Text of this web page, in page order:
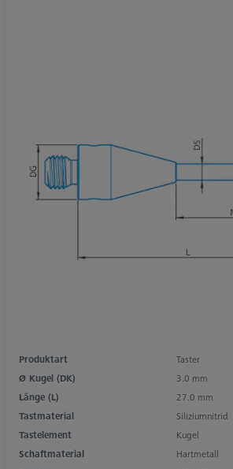
Produktart
Taster
Ø Kugel (DK)
3.0 mm
Länge (L)
27.0 mm
Tastmaterial
Siliziumnitrid
Tastelement
Kugel
Schaftmaterial
Hartmetall